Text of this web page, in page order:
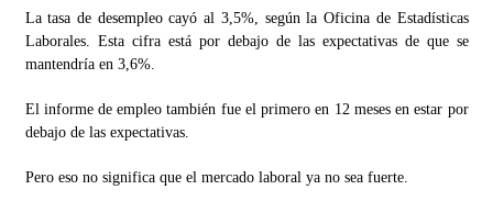
La tasa de desempleo cayó al 3,5%, según la Oficina de Estadísticas
Laborales. Esta cifra está por debajo de las expectativas de que se
mantendría en 3,6%.
El informe de empleo también fue el primero en 12 meses en estar por
debajo de las expectativas.
Pero eso no significa que el mercado laboral ya no sea fuerte.